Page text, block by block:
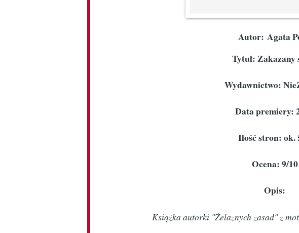
Autor: Agata
Tytuł: Zakazany
Wydawnictwo:
Data premiery:
Ilość stron: ok.
Ocena: 9/10
Opis:
Książka autorki "Żelaznych zasad" z